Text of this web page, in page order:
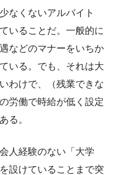
なくないアルバイト
いることだ。一般的に
などのマナーをいちか
いる。でも、それは大
わけで、（残業できな
労働で時給が低く設定
る。
人経験のない「大学
設けていることまで突